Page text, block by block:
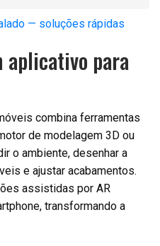
— soluções rápidas
aplicativo para
combina ferramentas
de modelagem 3D ou
o ambiente, desenhar a
e ajustar acabamentos.
assistidas por AR
transformando a